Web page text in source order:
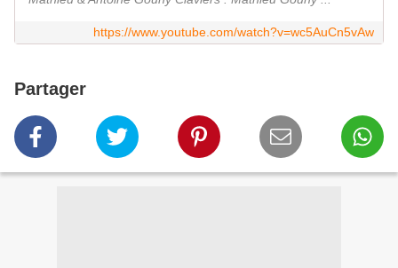
https://www.youtube.com/watch?v=wc5AuCn5vAw
Partager